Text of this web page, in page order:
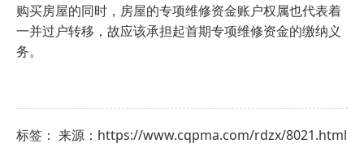
购买房屋的同时，房屋的专项维修资金账户权属也代表着
一并过户转移，故应该承担起首期专项维修资金的缴纳义
务。
标签： 来源：https://www.cqpma.com/rdzx/8021.html